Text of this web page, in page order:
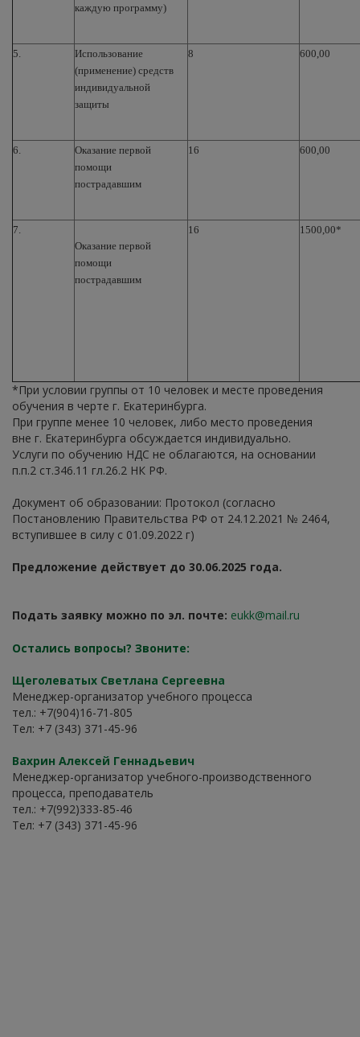
каждую программу)
5.
Использование
(применение) средств
индивидуальной
защиты
8 600,00
6.
Оказание первой
помощи
пострадавшим
16 600,00
7.
Оказание первой
помощи
пострадавшим
16 1500,00*
*При условии группы от 10 человек и месте проведения
обучения в черте г. Екатеринбурга.
При группе менее 10 человек, либо место проведения
вне г. Екатеринбурга обсуждается индивидуально.
Услуги по обучению НДС не облагаются, на основании
п.п.2 ст.346.11 гл.26.2 НК РФ.
Документ об образовании: Протокол (согласно
Постановлению Правительства РФ от 24.12.2021 № 2464,
вступившее в силу с 01.09.2022 г)
Предложение действует до 30.06.2025 года.
Подать заявку можно по эл. почте: eukk@mail.ru
Остались вопросы? Звоните:
Щеголеватых Светлана Сергеевна
Менеджер-организатор учебного процесса
тел.: +7(904)16-71-805
Тел: +7 (343) 371-45-96
Вахрин Алексей Геннадьевич
Менеджер-организатор учебного-производственного
процесса, преподаватель
тел.: +7(992)333-85-46
Тел: +7 (343) 371-45-96